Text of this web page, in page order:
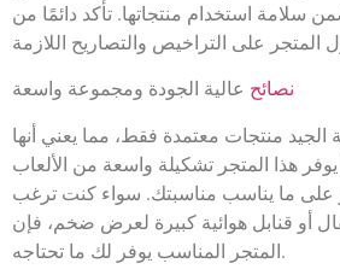
سلامة استخدام منتجاتها. تأكد دائمًا من
نصائح عالية الجودة ومجموعة واسعة
الجيد منتجات معتمدة فقط، مما يعني أنها
هذا المتجر تشكيلة واسعة من الألعاب
على ما يناسب مناسبتك. سواء كنت ترغب
أو قنابل هوائية كبيرة لعرض ضخم، فإن
المتجر المناسب يوفر لك ما تحتاجه.